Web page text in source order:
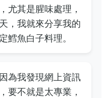
尤其是腥味處理，
，我就來分享我的
鱈魚白子料理。
為我發現網上資訊
要不就是太專業，